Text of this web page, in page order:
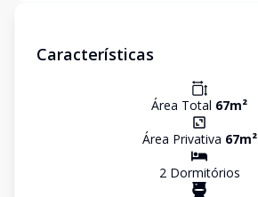
Características
Área Total 67m²
Área Privativa 67m²
2Dormitórios